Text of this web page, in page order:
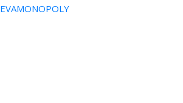
EVAMONOPOLY